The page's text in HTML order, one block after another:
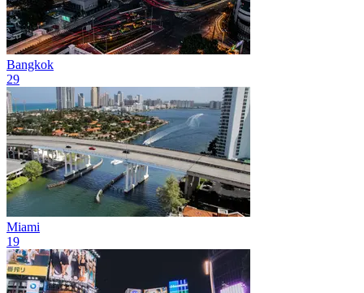
Bangkok
29
Miami
19